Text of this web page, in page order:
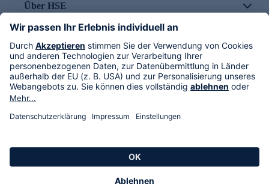
Über HSE
Im TV
HSE International